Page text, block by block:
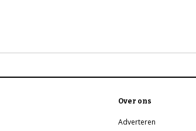
Over ons
Adverteren